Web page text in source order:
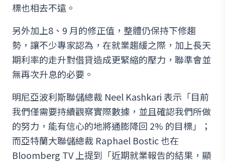
標也相去不遠。
另外加上8、9 月的修正值，整體仍保持下修趨
勢，讓不少專家認為，在就業趨緩之際，加上長天
期利率的走升對借貸造成更緊縮的壓力，聯準會並
無再次升息的必要。
明尼亞波利斯聯儲總裁 Neel Kashkari 表示「目前
我們僅需要持續觀察實際數據，並且確認我們所做
的努力，能有信心的地將通膨降回 2% 的目標」；
而亞特蘭大聯儲總裁 Raphael Bostic 也在
Bloomberg TV 上提到「近期就業報告的結果，顯